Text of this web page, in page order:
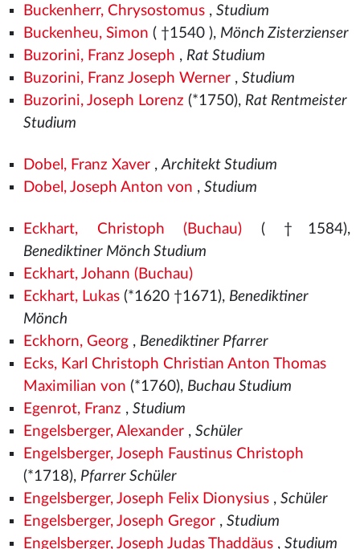
Buckenherr, Chrysostomus, Studium
Buckenheu, Simon ( †1540 ), Mönch Zisterzienser
Buzorini, Franz Joseph , Rat Studium
Buzorini, Franz Joseph Werner, Studium
Buzorini, Joseph Lorenz (*1750), Rat Rentmeister
Studium
Dobel, Franz Xaver,Architekt Studium
Dobel, Joseph Anton von , Studium
Eckhart, Christoph (Buchau) ( †1584),
Benediktiner Mönch Studium
Eckhart, Johann (Buchau)
Eckhart, Lukas(*1620 †1671), Benediktiner
Mönch
Eckhorn, Georg, Benediktiner Pfarrer
Ecks, Karl Christoph Christian Anton Thomas
Maximilian von (*1760), Buchau Studium
Egenrot, Franz , Studium
Engelsberger, Alexander, Schüler
Engelsberger, Joseph Faustinus Christoph
(*1718), Pfarrer Schüler
Engelsberger, Joseph Felix Dionysius, Schüler
Engelsberger, Joseph Gregor, Studium
Engelsberger, Joseph Judas Thaddäus, Studium